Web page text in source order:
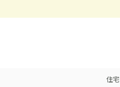
住宅